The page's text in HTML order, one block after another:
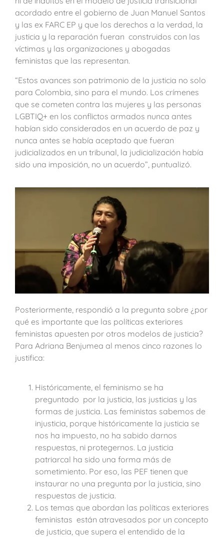
acordado entre el gobierno de Juan Manuel Santos
y las ex FARC EP y que los derechos a la verdad, la
justicia y la reparación fueran construidos con las
víctimas y las organizaciones y abogadas
feministas que las representan.
“Estos avances son patrimonio de la justicia no solo
para Colombia, sino para el mundo. Los crímenes
que se cometen contra las mujeres y las personas
LGBTIQ+ en los conflictos armados nunca antes
habían sido considerados en un acuerdo de paz y
nunca antes se había aceptado que fueran
judicializados en un tribunal, la judicialización había
sido una imposición, no un acuerdo”, puntualizó.
Posteriormente, respondió a la pregunta sobre ¿por
qué es importante que las políticas exteriores
feministas apuesten por otros modelos de justicia?
Para Adriana Benjumea al menos cinco razones lo
justifica:
Históricamente, el feminismo se ha
preguntado por la justicia, las justicias y las
formas de justicia. Las feministas sabemos de
injusticia, porque históricamente la justicia se
nos ha impuesto, no ha sabido darnos
respuestas, ni protegernos. La justicia
patriarcal ha sido una forma más de
sometimiento. Por eso, las PEF tienen que
instaurar no una pregunta por la justicia, sino
respuestas de justicia.
Los temas que abordan las políticas exteriores
feministas están atravesados por un concepto
de justicia, que supera el entendido de la